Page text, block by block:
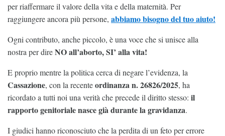
per riaffermare il valore della vita e della maternità. Per
raggiungere ancora più persone, abbiamo bisogno del tuo aiuto!
Ogni contributo, anche piccolo, è una voce che si unisce alla
nostra per direNO all’aborto, SI’ alla vita!
E proprio mentre la politica cerca di negare l’evidenza, la
Cassazione, con la recenteordinanza n. 26826/2025, ha
ricordato a tutti noi una verità che precede il diritto stesso: il
rapporto genitoriale nasce già durante la gravidanza.
I giudici hanno riconosciuto che la perdita di un feto per errore